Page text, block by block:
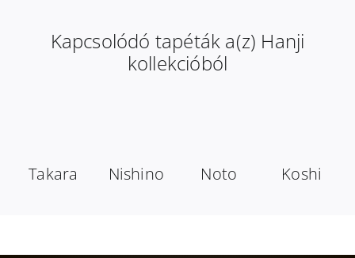
Kapcsolódó tapéták a(z) Hanji
kollekcióból
Takara Nishino Noto Koshi